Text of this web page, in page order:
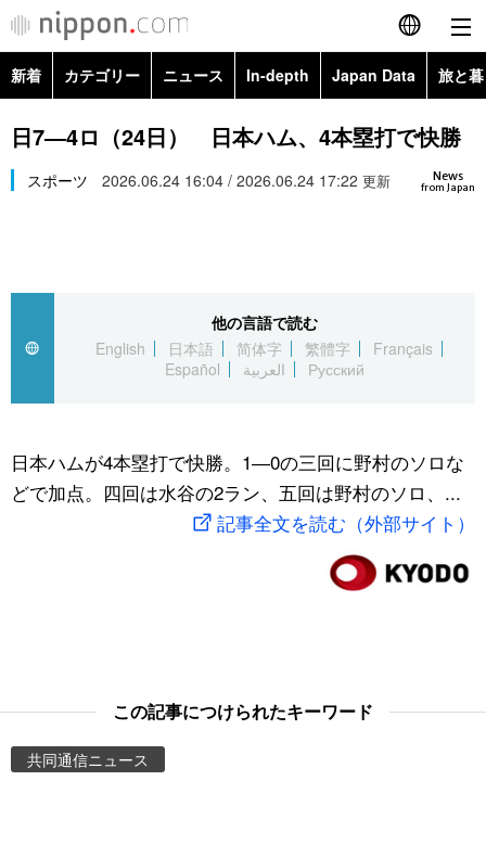
English
简体字
繁體字
العربية
社会
スポーツ・東京2020
旅と暮らし
Images
新着 カテゴリー ニュース In-depth Japan Data 旅と
政治・外交
経済・ビジネス
社会
文化
科学・技術
暮らし
Topics
Images
お知らせ
日7―4ロ（24日） 日本ハム、4本塁打で快勝
News
from Japan
スポーツ 2026.06.24 16:04 / 2026.06.24 17:22 更新
他の言語で読む
English
日本語 简体字 繁體字
Français
Español
العربية Русский
日本ハムが4本塁打で快勝。1―0の三回に野村のソロな
どで加点。四回は水谷の2ラン、五回は野村のソロ、...
記事全文を読む（外部サイト）
この記事につけられたキーワード
共同通信ニュース